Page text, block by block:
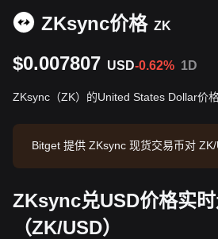
ZKsync价格 ZK
$0.007807 USD-0.62% 1D
ZKsync（ZK）的United States Dollar价
Bitget 提供 ZKsync 现货交易币对 ZK/
K。数据来源：Bitget 交易所，最后更
-06 02:07:05。
ZKsync兑USD价格实时
（ZK/USD）